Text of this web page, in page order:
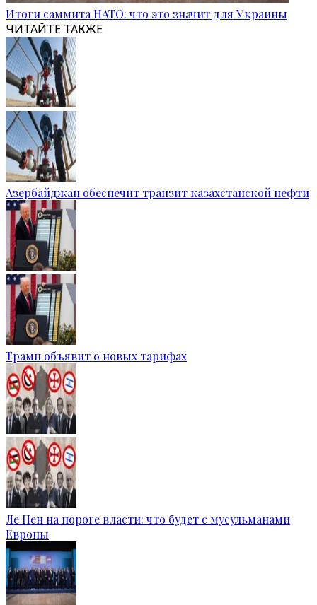
Итоги саммита НАТО: что это значит для Украины
ЧИТАЙТЕ ТАКЖЕ
Азербайджан обеспечит транзит казахстанской нефти
Трамп объявит о новых тарифах
Ле Пен на пороге власти: что будет с мусульманами
Европы